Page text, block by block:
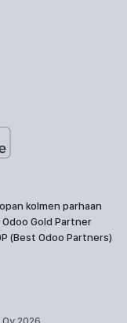
kolmen parhaan
Gold Partner
(Best Odoo Partners)
2026